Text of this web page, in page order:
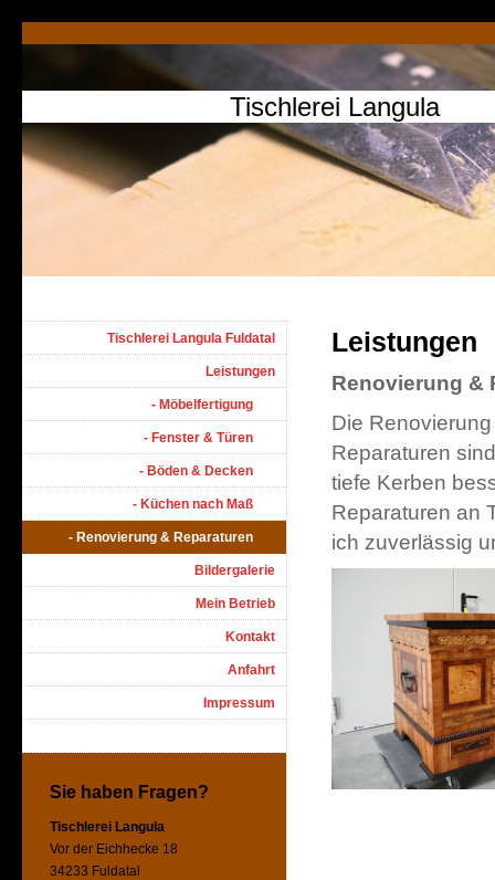
Tischlerei Langula
Leistungen
Renovierung &
Die
Reparaturen
tiefe Kerben
Reparaturen an
ich zuverlässig
Tischlerei Langula Fuldatal
Leistungen
- Möbelfertigung
- Fenster & Türen
- Böden & Decken
- Küchen nach Maß
- Renovierung & Reparaturen
Bildergalerie
Mein Betrieb
Kontakt
Anfahrt
Impressum
Sie haben Fragen?
Tischlerei Langula
Vor der Eichhecke 18
34233 Fuldatal